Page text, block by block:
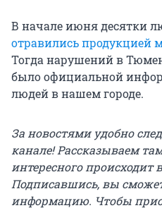
В начале июня десятки
отравились продукцией
Тогда нарушений в
было официальной
людей в нашем городе.
За новостями удобно
канале! Рассказываем
интересного происходит
Подписавшись, вы
информацию. Чтобы